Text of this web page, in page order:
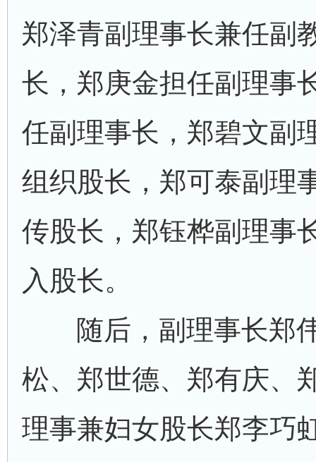
郑泽青副理事长兼任副
长，郑庚金担任副理事
任副理事长，郑碧文副
组织股长，郑可泰副理
传股长，郑钰桦副理事
入股长。
随后，副理事长郑
松、郑世德、郑有庆、
理事兼妇女股长郑李巧